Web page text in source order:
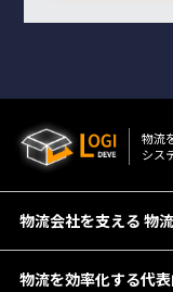
物流
シス
物流会社を支える 物
物流を効率化する代